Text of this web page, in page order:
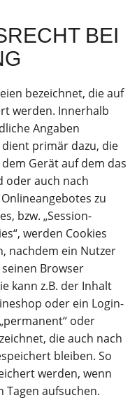
BEI
bezeichnet, die auf
werden. Innerhalb
Angaben
primär dazu, die
Gerät auf dem das
oder auch nach
zu
bzw. „Session-
werden Cookies
nachdem ein Nutzer
Browser
kann z.B. der Inhalt
oder ein Login-
oder
die auch nach
bleiben. So
werden, wenn
Tagen aufsuchen.